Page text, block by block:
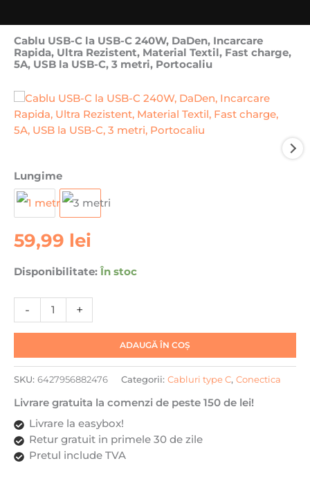
Cablu USB-C la USB-C 240W, DaDen, Incarcare
Rapida, Ultra Rezistent, Material Textil, Fast charge,
5A, USB la USB-C, 3 metri, Portocaliu
Lungime
59,99 lei
Disponibilitate: În stoc
-
Cantitate
Cablu
USB-
la
C
Incarcare
Rapida,
Rezistent,
Material
Textil,
charge,
5A,
USB
+
ADAUGĂ ÎN COȘ
SKU: 6427956882476 Categorii: Cabluri type C, Conectica
Livrare gratuita la comenzi de peste 150 de lei!
Livrare la easybox!
Retur gratuit in primele 30 de zile
Pretul include TVA